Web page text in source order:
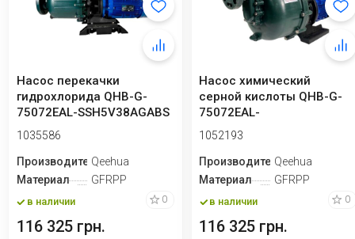
Насос перекачки
гидрохлорида QHB-G-
75072EAL-SSH5V38AGABS
GFRPP, 1225L/min, 26...
1035586
ПроизводительQeehua
Материал
GFRPP
в наличии 0
116 325 грн.
Насос химический
серной кислоты QHB-G-
75072EAL-
SSH5V38AGABS-3801,
GFRPP, 970L...
1052193
ПроизводительQeehua
Материал
GFRPP
в наличии 0
116 325 грн.